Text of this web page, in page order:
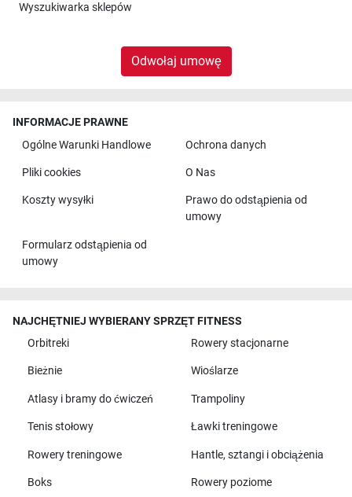
Wyszukiwarka sklepów
Odwołaj umowę
INFORMACJE PRAWNE
Ogólne Warunki Handlowe
Ochrona danych
Pliki cookies O Nas
Koszty wysyłki
Prawo do odstąpienia od
umowy
Formularz odstąpienia od
umowy
NAJCHĘTNIEJ WYBIERANY SPRZĘT FITNESS
Orbitreki
Rowery stacjonarne
Bieżnie Wioślarze
Atlasy i bramy do ćwiczeń Trampoliny
Tenis stołowy Ławki treningowe
Rowery treningowe Hantle, sztangi i obciążenia
Boks Rowery poziome